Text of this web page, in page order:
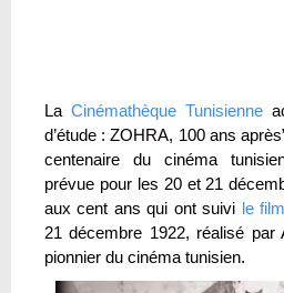
La Cinémathèque Tunisienne
d’étude : ZOHRA, 100 ans
centenaire du cinéma
prévue pour les 20 et 21
aux cent ans qui ont suivi le
21 décembre 1922, réalisé par
pionnier du cinéma tunisien.